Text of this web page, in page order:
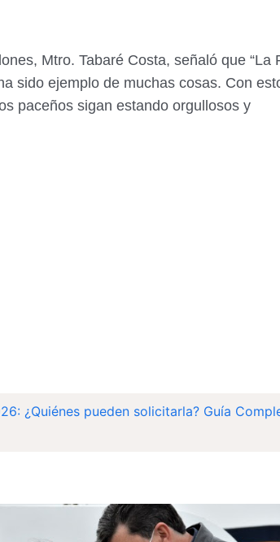
Mtro. Tabaré Costa, señaló que “La
sido ejemplo de muchas cosas. Con
paceños sigan estando orgullosos y
¿Quiénes pueden solicitarla? Guía